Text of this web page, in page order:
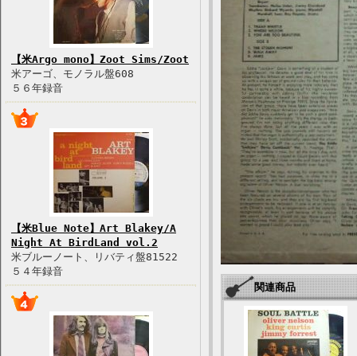
【米Argo mono】Zoot Sims/Zoot
米アーゴ、モノラル盤608
５６年録音
【米Blue Note】Art Blakey/A
Night At BirdLand vol.2
米ブルーノート、リバティ盤81522
５４年録音
関連商品